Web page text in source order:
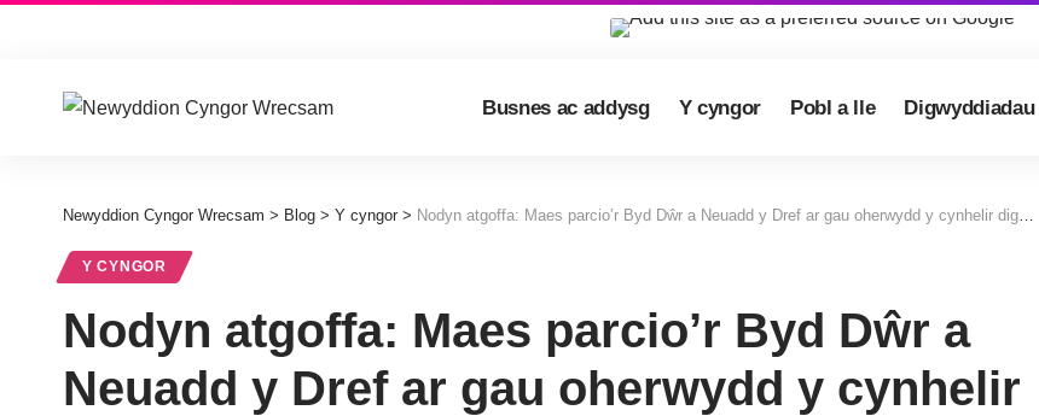
Busnes ac addysg Y cyngor Pobl a lle Digwyddiadau
Newyddion Cyngor Wrecsam > Blog > Y cyngor > Nodyn atgoffa: Maes parcio’r Byd Dŵr a Neuadd y Dref ar gau oherwydd y cynhelir digwyddiadau mawr.
Y CYNGOR
Nodyn atgoffa: Maes parcio’r Byd Dŵr a
Neuadd y Dref ar gau oherwydd y cynhelir